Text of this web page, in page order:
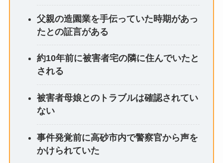
父親の造園業を手伝っていた時期があっ
たとの証言がある
約10年前に被害者宅の隣に住んでいたと
される
被害者母娘とのトラブルは確認されてい
ない
事件発覚前に高砂市内で警察官から声を
かけられていた